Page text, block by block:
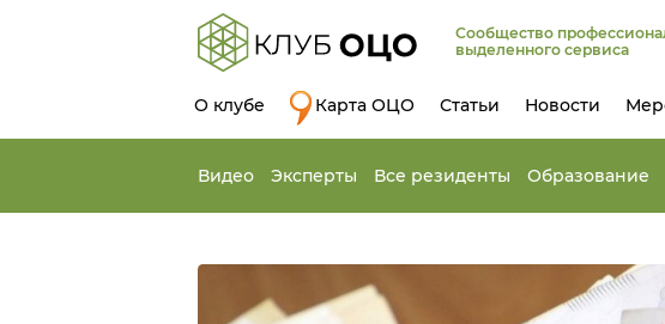
Сообщество
выделенного сервиса
О клубе Карта ОЦО Статьи Новости
Видео Эксперты Все резиденты Образование